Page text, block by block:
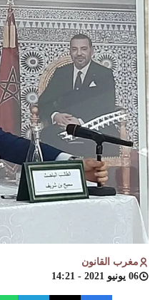
مغرب القانون
06 يونيو 2021 - 14:21